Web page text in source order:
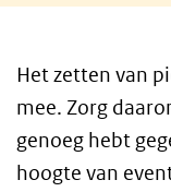
Het zetten van
mee. Zorg
genoeg hebt
hoogte van